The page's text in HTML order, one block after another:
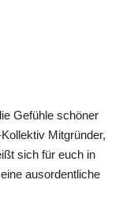
Gefühle schöner
Mitgründer,
sich für euch in
ausordentliche